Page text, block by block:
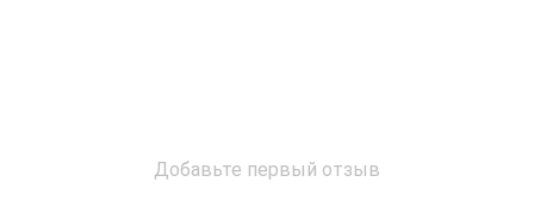
Добавьте первый отзыв